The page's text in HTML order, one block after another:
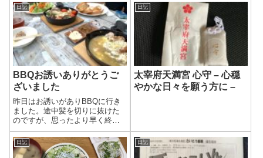
日記
BBQお誘いありがとうご
ざいました
昨日はお誘いがありBBQに行き
ました。途中髪を切りに抜けた
のですが、思ったより早く終わ
ったので戻りました。
日記
太宰府天満宮 心守 – 心穏
やかな日々を願う方に –
日記 日記